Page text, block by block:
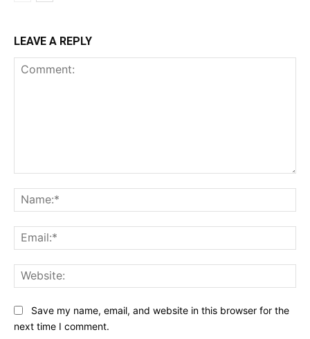
LEAVE A REPLY
Save my name, email, and website in this browser for the
next time I comment.